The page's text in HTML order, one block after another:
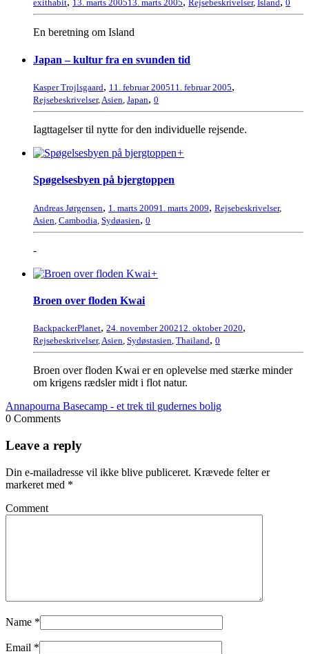
exithabit 13. marts 200513. marts 2005 Rejsebeskrivelser, Island 0
En beretning om Island
Japan – kultur fra en svunden tid
Kasper Trojlsgaard, 11. februar 200511. februar 2005,
Rejsebeskrivelser,Asien, Japan, 0
Iagttagelser til nytte for den individuelle rejsende.
+
Spøgelsesbyen på bjergtoppen
Andreas Jørgensen, 1. marts 20091. marts 2009, Rejsebeskrivelser,
Asien Cambodia Sydøasien, 0
-
+
Broen over floden Kwai
BackpackerPlanet, 24. november 200212. oktober 2020,
Rejsebeskrivelser,Asien, Sydøstasien, Thailand, 0
Broen over floden Kwai er en oplevelse med stærke minder
om krigens rædsler midt i flot natur.
Annapourna Basecamp - et trek til gudernes bolig
0 Comments
Leave a reply
Din e-mailadresse vil ikke blive publiceret. Krævede felter er
markeret med *
Comment
Name *
Email *